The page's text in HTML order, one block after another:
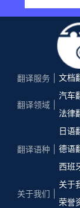
翻译服务 文档
翻译领域
汽车
法律
翻译语种
日语
德语
西班
关于我们
关于
荣誉